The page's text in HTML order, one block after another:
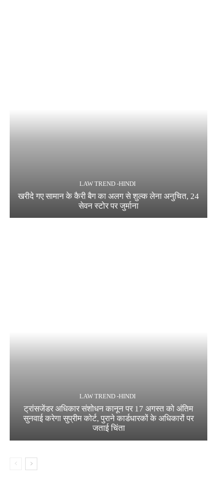
LAW TREND -HINDI
खरीदे गए सामान के कैरी बैग का अलग से शुल्क लेना अनुचित, 24
सेवन स्टोर पर जुर्माना
LAW TREND -HINDI
ट्रांसजेंडर अधिकार संशोधन कानून पर 17 अगस्त को अंतिम
सुनवाई करेगा सुप्रीम कोर्ट, पुराने कार्डधारकों के अधिकारों पर
जताई चिंता